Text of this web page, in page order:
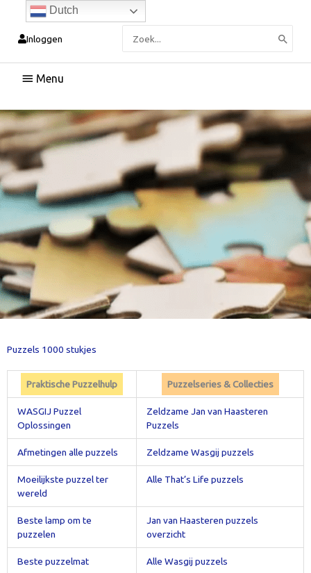
Inloggen
naar:
Hoofdmenu
Puzzels 1000 stukjes
Praktische Puzzelhulp Puzzelseries & Collecties
WASGIJ Puzzel
Oplossingen
Zeldzame Jan van Haasteren
Puzzels
Afmetingen alle puzzels Zeldzame Wasgij puzzels
Moeilijkste puzzel ter
wereld
Alle That’s Life puzzels
Beste lamp om te
puzzelen
Jan van Haasteren puzzels
overzicht
Beste puzzelmat Alle Wasgij puzzels
Dutch